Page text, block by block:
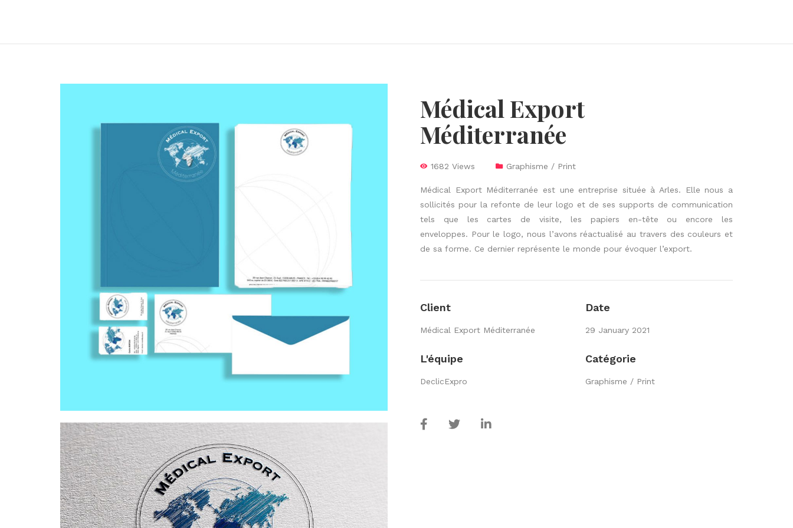
Médical Export
Méditerranée
1682 Views Graphisme / Print
Médical Export Méditerranée est une entreprise située à Arles. Elle nous a
sollicités pour la refonte de leur logo et de ses supports de communication
tels que les cartes de visite, les papiers en-tête ou encore les
enveloppes. Pour le logo, nous l’avons réactualisé au travers des couleurs et
de sa forme. Ce dernier représente le monde pour évoquer l’export.
Client
Médical Export Méditerranée
Date
29 January 2021
L'équipe
DeclicExpro
Catégorie
Graphisme / Print